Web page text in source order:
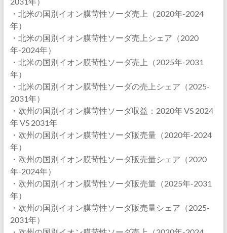
・北米の国別イオン膜苛性ソーダ売上（2020年-2024
年）
・北米の国別イオン膜苛性ソーダ売上シェア（2020
年-2024年）
・北米の国別イオン膜苛性ソーダ売上（2025年-2031
年）
・北米の国別イオン膜苛性ソーダの売上シェア（2025-
2031年）
・欧州の国別イオン膜苛性ソーダ収益：2020年 VS 2024
年 VS 2031年
・欧州の国別イオン膜苛性ソーダ販売量（2020年-2024
年）
・欧州の国別イオン膜苛性ソーダ販売量シェア（2020
年-2024年）
・欧州の国別イオン膜苛性ソーダ販売量（2025年-2031
年）
・欧州の国別イオン膜苛性ソーダ販売量シェア（2025-
2031年）